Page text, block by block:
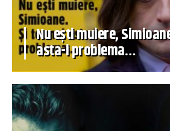
Nu ești muiere,
asta-i problema…